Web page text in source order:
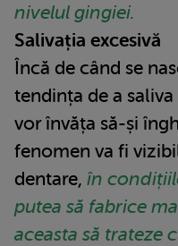
nivelul gingiei.
Salivația excesivă
Încă de când se
tendința de a
vor învăța să-și
fenomen va fi
dentare, în
putea să fabrice
aceasta să trateze